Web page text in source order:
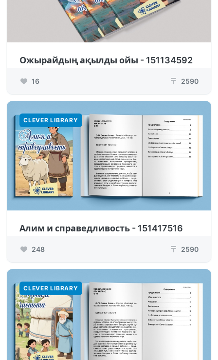
Ожырайдың ақылды ойы - 151134592
16 ₸ 2590
CLEVER LIBRARY
Алим и справедливость - 151417516
248 ₸ 2590
CLEVER LIBRARY